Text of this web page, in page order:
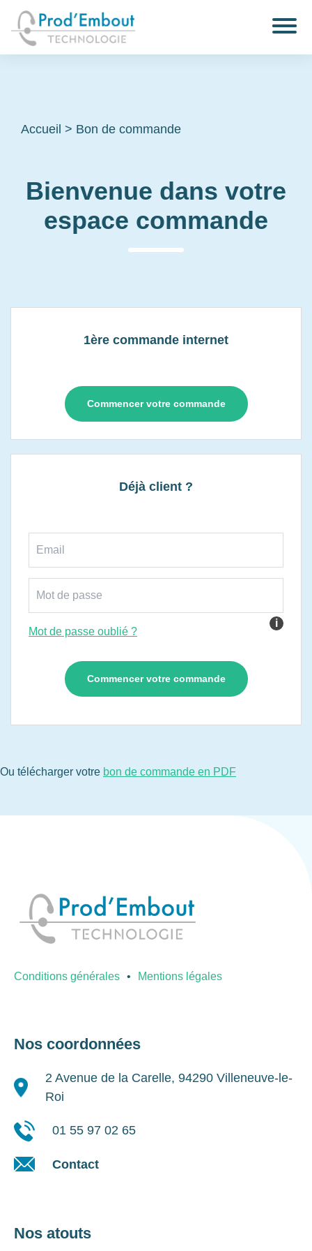
Accueil > Bon de commande
Bienvenue dans votre
espace commande
1ère commande internet
Commencer votre commande
Déjà client ?
i
Mot de passe oublié ?
Ou télécharger votre bon de commande en PDF
Conditions générales Mentions légales
Nos coordonnées
2 Avenue de la Carelle, 94290 Villeneuve-le-
Roi
01 55 97 02 65
Contact
Nos atouts